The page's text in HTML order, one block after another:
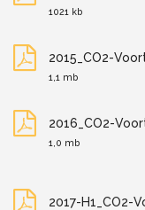
1021 kb
2015_CO2-
1,1 mb
2016_CO2-
1,0 mb
2017-H1_CO2-